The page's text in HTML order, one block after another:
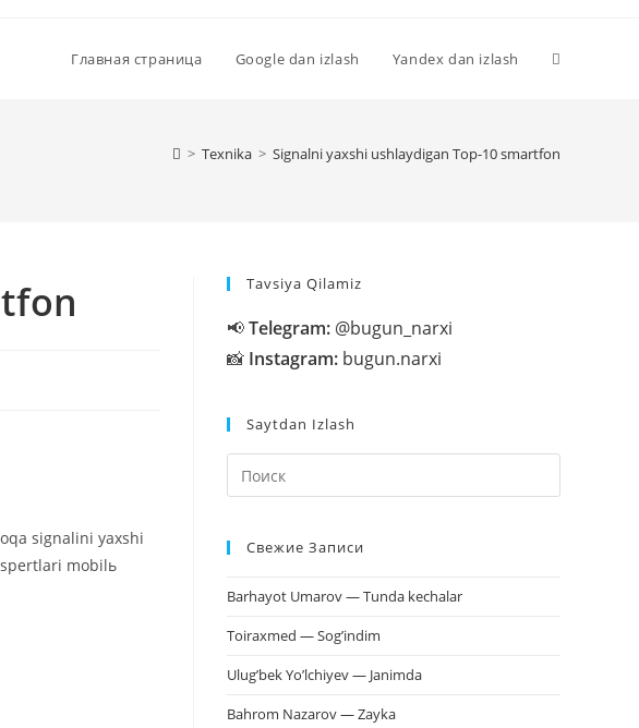
Главная страница Google dan izlash Yandex dan izlash
> Texnika > Signalni yaxshi ushlaydigan Top-10 smartfon
signalini yaxshi
mobilь
Tavsiya Qilamiz
📢Telegram: @bugun_narxi
📸 Instagram: bugun.narxi
Saytdan Izlash
клавишу
Свежие Записи
Barhayot Umarov — Tunda kechalar
Toiraxmed — Sog’indim
Ulug’bek Yo’lchiyev — Janimda
Bahrom Nazarov — Zayka